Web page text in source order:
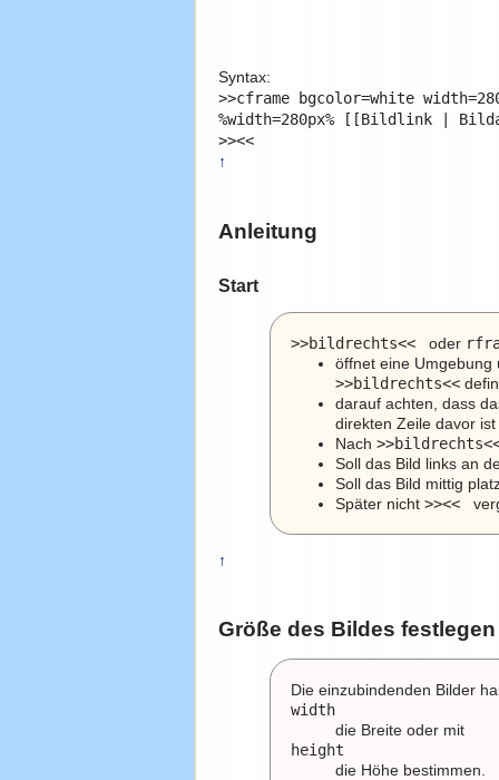
Syntax:
>>cframe bgcolor=white
%width=280px% [[Bildlink |
>><<
↑
Anleitung
Start
>>bildrechts<< oder
öffnet eine Umgebung
>>bildrechts<<
darauf achten, dass
direkten Zeile davor ist
Nach
Soll das Bild links an
Soll das Bild mittig
Später nicht>><<
↑
Größe des Bildes festlegen
Die einzubindenden Bilder
width
die Breite oder mit
height
die Höhe bestimmen.